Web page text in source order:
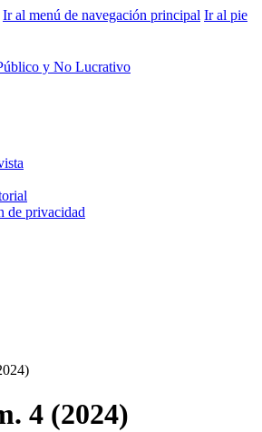
Ir al menú de navegación principal Ir al pie
de privacidad
4 (2024)